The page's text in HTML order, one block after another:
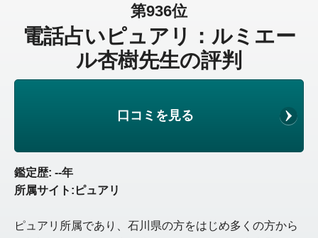
第936位
電話占いピュアリ：ルミエー
ル杏樹先生の評判
口コミを見る
鑑定歴: --年
所属サイト:ピュアリ
ピュアリ所属であり、石川県の方をはじめ多くの方から